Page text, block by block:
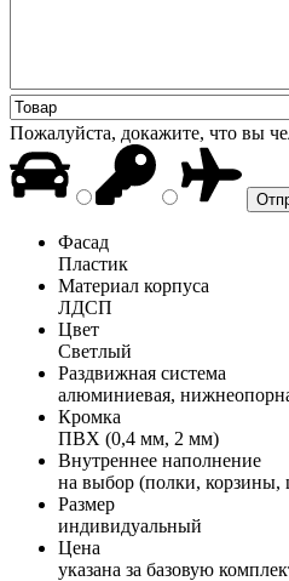
Пожалуйста, докажите, что вы
Фасад
Пластик
Материал корпуса
ЛДСП
Цвет
Светлый
Раздвижная система
алюминиевая,
Кромка
ПВХ (0,4 мм, 2 мм)
Внутреннее наполнение
на выбор (полки, корзины,
Размер
индивидуальный
Цена
указана за базовую